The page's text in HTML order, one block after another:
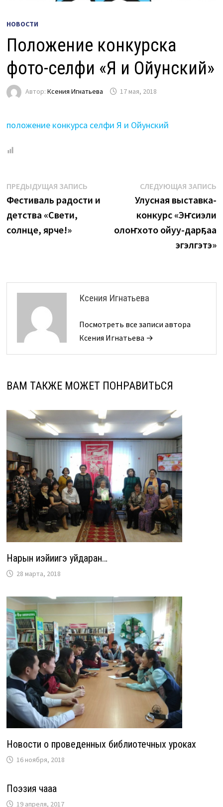
НОВОСТИ
Положение конкурска
фото-селфи «Я и Ойунский»
Автор: Ксения Игнатьева 17 мая, 2018
положение конкурса селфи Я и Ойунский
Навигация
по
записям
ПРЕДЫДУЩАЯ ЗАПИСЬПредыдущая
запись:
Фестиваль радости и
детства «Свети,
солнце, ярче!»
СЛЕДУЮЩАЯ ЗАПИСЬ
Улусная выставка-
конкурс «Эҥсиэли
олоҥхото ойуу-дарҕаа
эгэлгэтэ»
Ксения Игнатьева
Посмотреть все записи автора
Ксения Игнатьева →
ВАМ ТАКЖЕ МОЖЕТ ПОНРАВИТЬСЯ
Нарын иэйиигэ уйдаран…
28 марта, 2018
Новости о проведенных библиотечных уроках
16 ноября, 2018
Поэзия чааһа
19 апреля, 2017